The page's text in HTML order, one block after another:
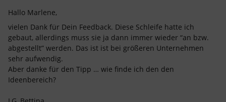
Hallo Marlene,
vielen Dank für Dein Feedback. Diese Schleife hatte ich
gebaut, allerdings muss sie ja dann immer wieder “an bzw.
abgestellt” werden. Das ist ist bei größeren Unternehmen
sehr aufwendig.
Aber danke für den Tipp … wie finde ich den den
Ideenbereich?